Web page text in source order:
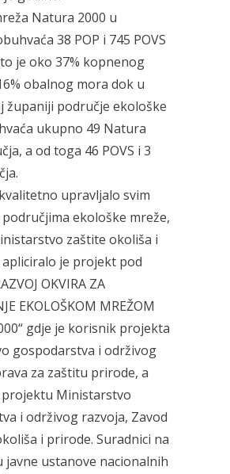
Natura 2000 u
38 POP i 745 POVS
je oko 37% kopnenog
obalnog mora dok u
županiji područje ekološke
ukupno 49 Natura
a od toga 46 POVS i 3
upravljalo svim
ekološke mreže,
zaštite okoliša i
je projekt pod
OKVIRA ZA
EKOLOŠKOM MREŽOM
gdje je korisnik projekta
gospodarstva i održivog
za zaštitu prirode, a
Ministarstvo
i održivog razvoja, Zavod
i prirode. Suradnici na
javne ustanove nacionalnih